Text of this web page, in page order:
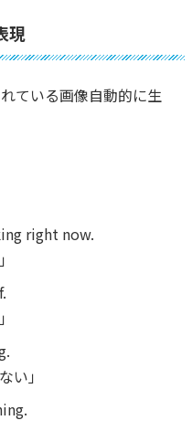
現
right now.
い」